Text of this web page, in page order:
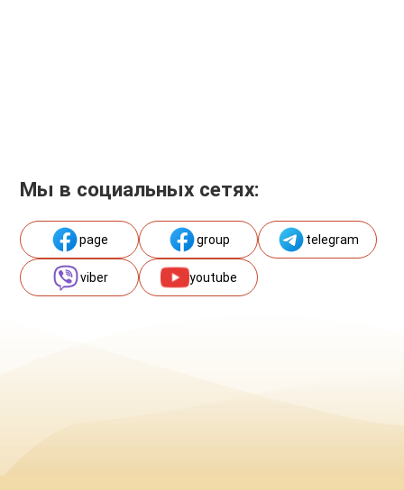
Мы в социальных сетях:
page group telegram
viber youtube